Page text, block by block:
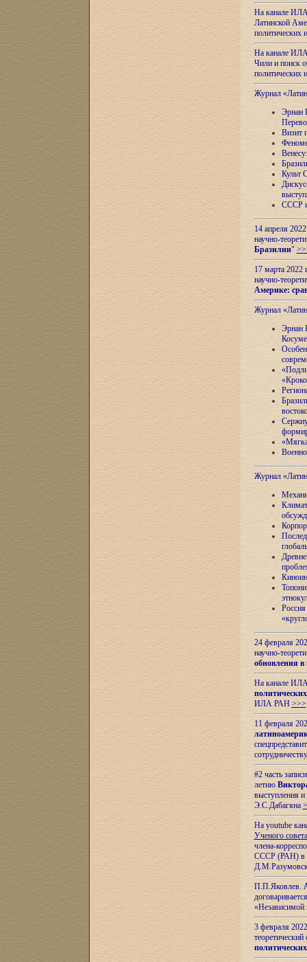
На канале
Латинской
На канале
Чили и поиск
Журнал
Эрнан
Визит
Культ
СССР и
14 апреля
научно-
Бразилии"
17 марта 2022
научно-
Америке:
Журнал
Эрнан
Журнал
24 февраля
научно-
обновления в
На канале
ИЛА РАН >>>
11 февраля
#2 часть
летию
выступления
Э.С.Дабагяна
На youtube
Ученого
члена-
СССР (РАН) в
П.П.Яковлев.
«Независимой
3 февраля
теоретический